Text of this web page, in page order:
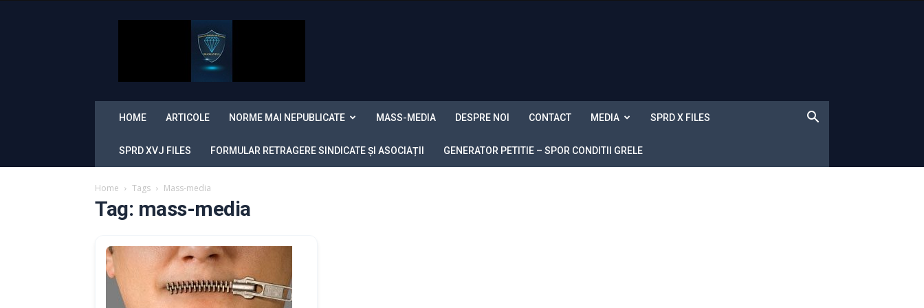
„Diamantul”
HOME ARTICOLE NORME MAI NEPUBLICATE MASS-MEDIA DESPRE NOI CONTACT MEDIA SPRD X FILES
SPRD XVJ FILES FORMULAR RETRAGERE SINDICATE ȘI ASOCIAȚII GENERATOR PETITIE – SPOR CONDITII GRELE
Home Tags Mass-media
Tag: mass-media